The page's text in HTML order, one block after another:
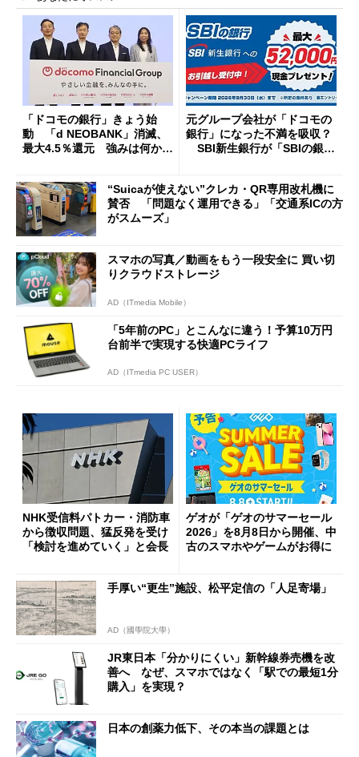
「ドコモの銀行」きょう始
動 「d NEOBANK」消滅、
最大4.5％還元 強みは何か解
元グループ会社が「ドコモの
銀行」になった不満を吸収？
SBI新生銀行が「SBIの銀
開催
“Suicaが使えない”クレカ・QR専用改札機に
賛否 「問題なく運用できる」「交通系ICの方
がスムーズ」
スマホの写真／動画をもう一段安全に 買い切
りクラウドストレージ
AD（ITmedia Mobile）
「5年前のPC」とこんなに違う！予算10万円
台前半で実現する快適PCライフ
AD（ITmedia PC USER）
NHK受信料パトカー・消防車
から徴収問題、猛反発を受け
「検討を進めていく」と会長
ゲオが「ゲオのサマーセール
2026」を8月8日から開催、中
古のスマホやゲームがお得に
手厚い“更生”施設、松平定信の「人足寄場」
AD（國學院大學）
JR東日本「分かりにくい」新幹線券売機を改
善へ なぜ、スマホではなく「駅での最短1分
購入」を実現？
日本の創薬力低下、その本当の課題とは